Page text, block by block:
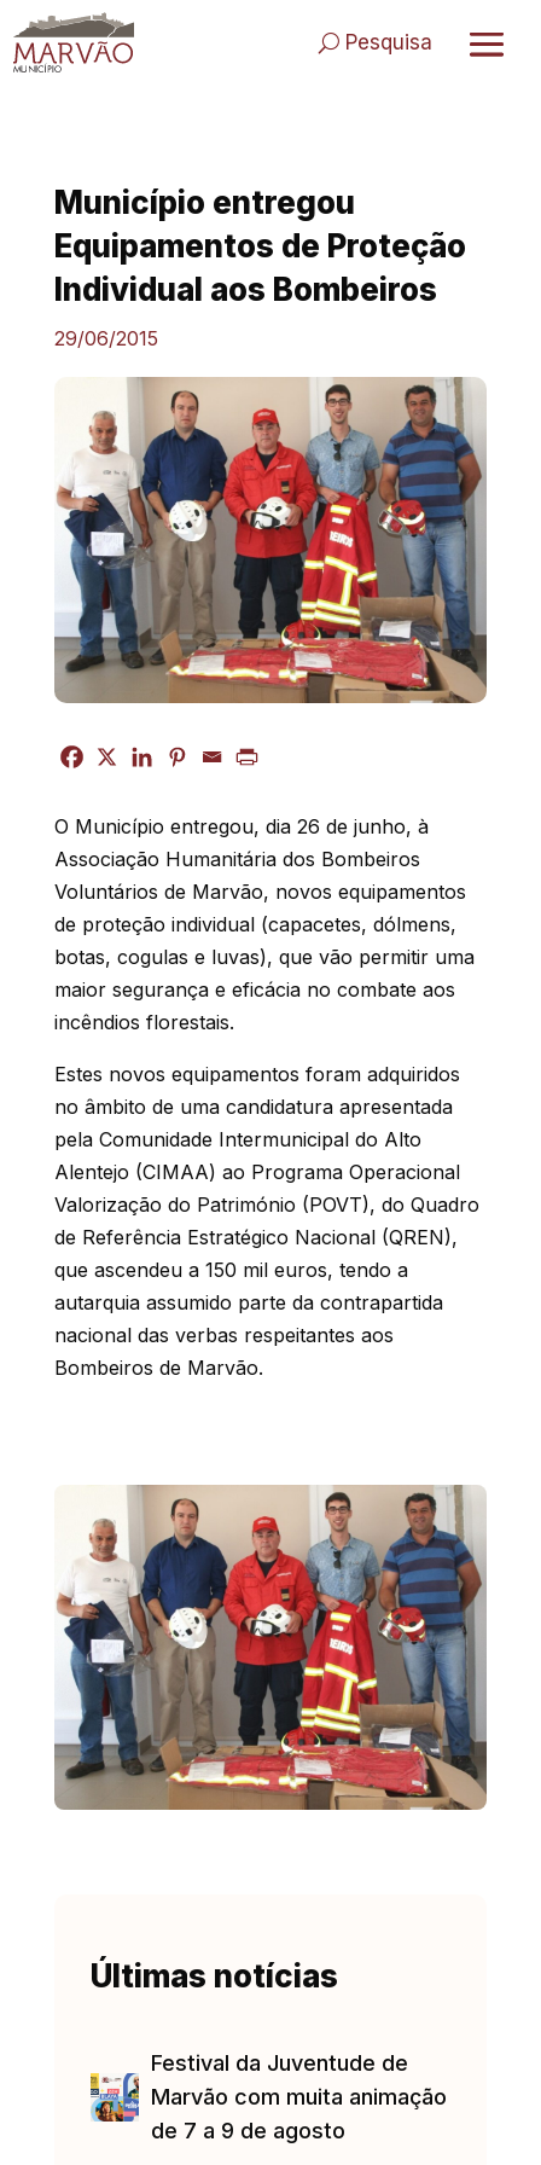
to
content
Pesquisa
Município entregou
Equipamentos de Proteção
Individual aos Bombeiros
29/06/2015
O Município entregou, dia 26 de junho, à
Associação Humanitária dos Bombeiros
Voluntários de Marvão, novos equipamentos
de proteção individual (capacetes, dólmens,
botas, cogulas e luvas), que vão permitir uma
maior segurança e eficácia no combate aos
incêndios florestais.
Estes novos equipamentos foram adquiridos
no âmbito de uma candidatura apresentada
pela Comunidade Intermunicipal do Alto
Alentejo (CIMAA) ao Programa Operacional
Valorização do Património (POVT), do Quadro
de Referência Estratégico Nacional (QREN),
que ascendeu a 150 mil euros, tendo a
autarquia assumido parte da contrapartida
nacional das verbas respeitantes aos
Bombeiros de Marvão.
Últimas notícias
Festival da Juventude de
Marvão com muita animação
de 7 a 9 de agosto